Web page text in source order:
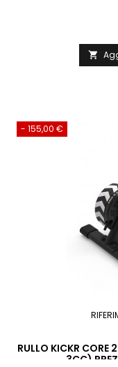

- 155,00 €
RULLO KICKR CORE
3CC)